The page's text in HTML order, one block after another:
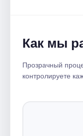
Как мы
Прозрачный
контролируете